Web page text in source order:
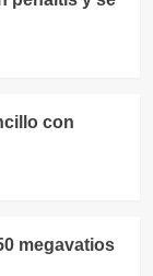
con
megavatios